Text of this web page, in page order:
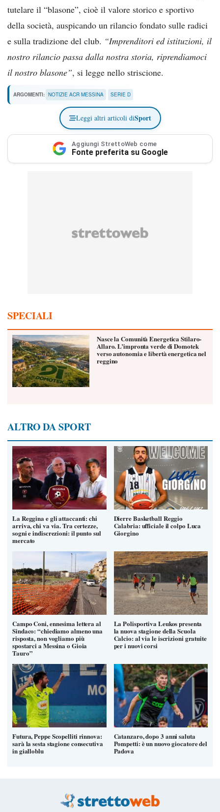
tutelare il “blasone”, cioè il valore storico e sportivo
della società, auspicando un rilancio fondato sulle radici
e sulla tradizione del club. “Imprenditori ed istituzioni, il
nostro rilancio passa dalla nostra storia, riprendiamoci
il nostro blasone”, si legge nello striscione.
ARGOMENTI: NOTIZIE ACR MESSINA SERIE D
Leggi altri articoli diSport
Aggiungi StrettoWeb come
Fonte preferita su Google
SPECIALI
Nasce la Comunità Energetica Stilaro-
Allaro. L’impronta verde di Domotek
verso autonomia e libertà energetica nel
reggino
ALTRO DA SPORT
La Reggina e gli attaccanti: chi
arriva, chi va via. Tra certezze,
sogni e indiscrezioni: il punto sul
mercato
Dierre Basketball Reggio
Calabria: ufficiale il colpo Luca
Giorgino
Campo Coni, ennesima lettera al
Sindaco: “chiediamo almeno una
risposta, non vogliamo più
spostarci a Messina o Gioia
Tauro”
La Polisportiva Leukos presenta
la nuova stagione della Scuola
Calcio: al via le iscrizioni gratuite
per i nuovi corsi
Futura, Peppe Scopelliti rinnova:
sarà la sesta stagione consecutiva
in gialloblu
Catanzaro, dopo 3 anni saluta
Pompetti: è un nuovo giocatore del
Padova